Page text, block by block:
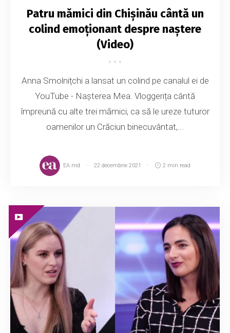
Patru mămici din Chișinău cântă un
colind emoționant despre naștere
(Video)
Anna Smolnițchi a lansat un colind pe canalul ei de
YouTube - Nașterea Mea. Vloggerița cântă
împreună cu alte trei mămici, ca să le ureze tuturor
oamenilor un Crăciun binecuvântat,...
EA.md 22 decembrie 2021 2 min read